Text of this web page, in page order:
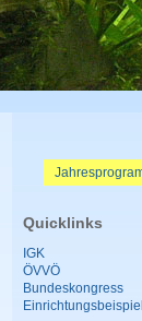
Quicklinks
IGK
ÖVVÖ
Bundeskongress